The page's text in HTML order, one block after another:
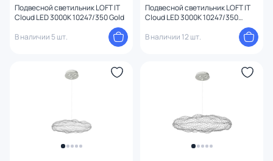
Подвесной светильник LOFT IT
Cloud LED 3000K 10247/350 Gold
В наличии 5 шт.
Подвесной светильник LOFT IT
Cloud LED 3000K 10247/350
В наличии 12 шт.